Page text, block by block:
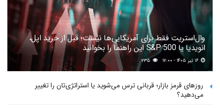
وال‌استریت فقط برای آمریکایی‌ها نیست؛ قبل از خرید اپل،
انویدیا یا S&P 500 این راهنما را بخوانید
۲۳۵
روزهای قرمز بازار؛ قربانی ترس می‌شوید یا استراتژی‌تان را تغییر
می‌دهید؟